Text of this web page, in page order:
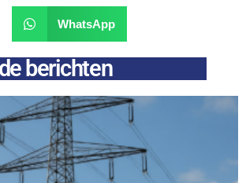
WhatsApp
berichten